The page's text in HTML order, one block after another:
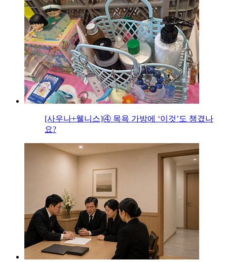
[사우나+웰니스]④ 목욕 가방에 ‘이것’도 챙겼나
요?